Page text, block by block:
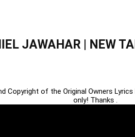
JAWAHAR | NEW
Copyright of the Original Owners
only! Thanks .